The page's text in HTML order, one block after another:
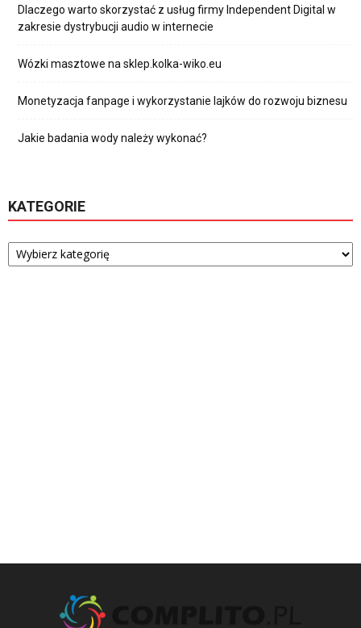
Dlaczego warto skorzystać z usług firmy Independent Digital w
zakresie dystrybucji audio w internecie
Wózki masztowe na sklep.kolka-wiko.eu
Monetyzacja fanpage i wykorzystanie lajków do rozwoju biznesu
Jakie badania wody należy wykonać?
KATEGORIE
Kategorie